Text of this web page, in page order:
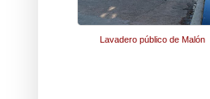
Lavadero público de Malón